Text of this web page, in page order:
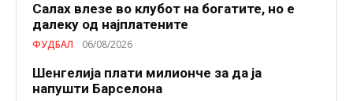
Салах влезе во клубот на богатите, но е
далеку од најплатените
ФУДБАЛ 06/08/2026
Шенгелија плати милионче за да ја
напушти Барселона